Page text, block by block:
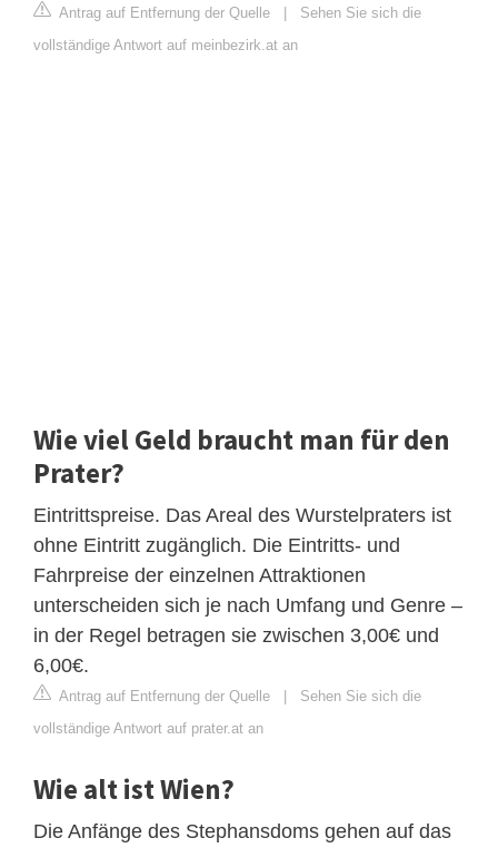
Antrag auf Entfernung der Quelle | Sehen Sie sich die
vollständige Antwort auf meinbezirk.at an
Wie viel Geld braucht man für den
Prater?
Eintrittspreise. Das Areal des Wurstelpraters ist
ohne Eintritt zugänglich. Die Eintritts- und
Fahrpreise der einzelnen Attraktionen
unterscheiden sich je nach Umfang und Genre –
in der Regel betragen sie zwischen 3,00€ und
6,00€.
Antrag auf Entfernung der Quelle | Sehen Sie sich die
vollständige Antwort auf prater.at an
Wie alt ist Wien?
Die Anfänge des Stephansdoms gehen auf das